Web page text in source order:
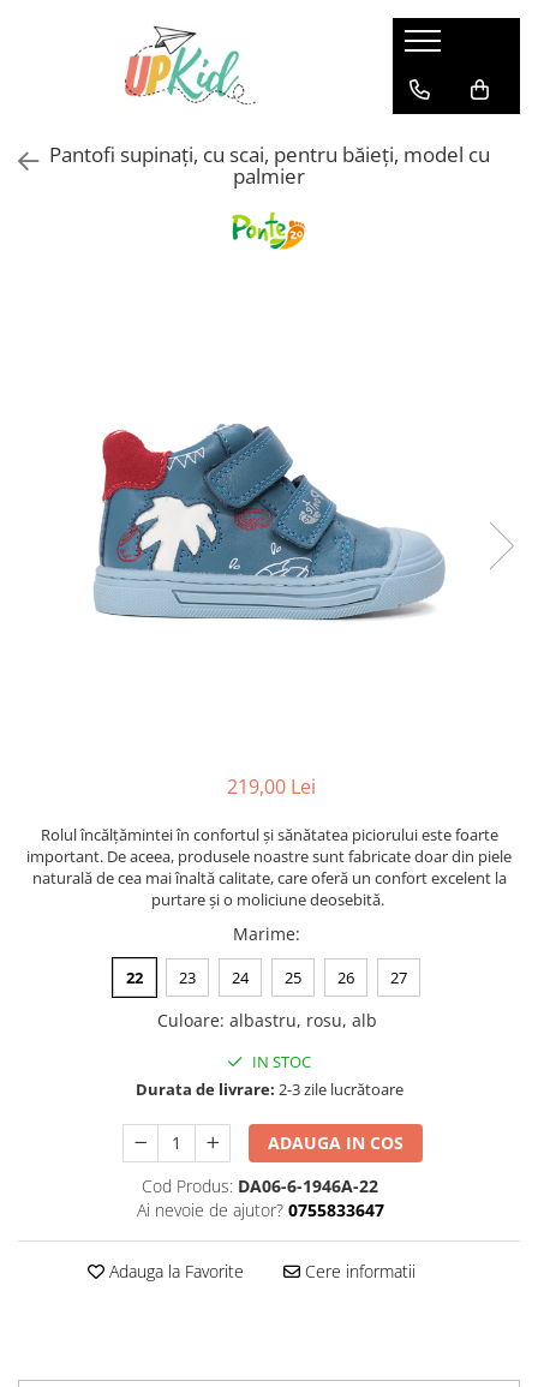
Pentru iarnă
GhetePantofi supinați, cu scai, pentru băieți, model cu
palmier
219,00 Lei
Rolul încălțămintei în confortul și sănătatea piciorului este foarte
important. De aceea, produsele noastre sunt fabricate doar din piele
naturală de cea mai înaltă calitate, care oferă un confort excelent la
purtare și o moliciune deosebită.
Marime:
22 23 24 25 26 27
Culoare: albastru, rosu, alb
IN STOC
Durata de livrare: 2-3 zile lucrătoare
ADAUGA IN COS
Cod Produs: DA06-6-1946A-22
Ai nevoie de ajutor? 0755833647
Adauga la Favorite Cere informatii